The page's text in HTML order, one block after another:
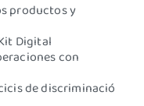
productos y
Digital
con
de discriminació